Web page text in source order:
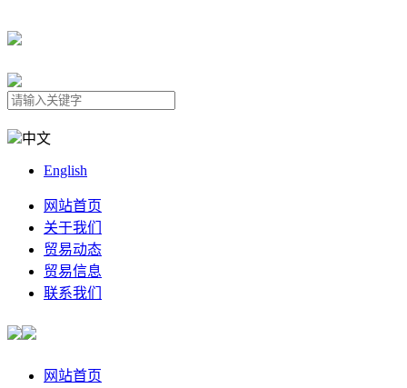
中文
English
网站首页
关于我们
贸易动态
贸易信息
联系我们
网站首页